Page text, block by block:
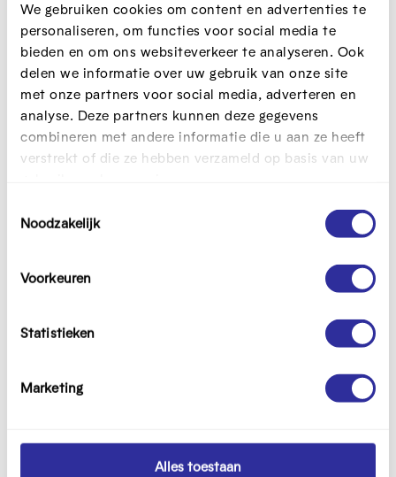
We gebruiken cookies om content en advertenties te
personaliseren, om functies voor social media te
bieden en om ons websiteverkeer te analyseren. Ook
delen we informatie over uw gebruik van onze site
met onze partners voor social media, adverteren en
analyse. Deze partners kunnen deze gegevens
combineren met andere informatie die u aan ze heeft
verstrekt of die ze hebben verzameld op basis van uw
Noodzakelijk
Voorkeuren
Statistieken
Marketing
Alles toestaan
e
n
f
u
s
c
r
gLicentie:
Bekijk ook
Educatief pakket